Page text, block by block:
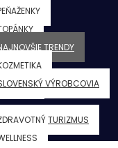
TRENDY
VÝROBCOVIA
FITNESS
TURIZMUS